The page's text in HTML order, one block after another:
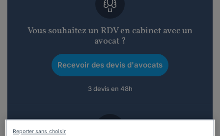
Vous souhaitez un RDV en cabinet avec un
avocat ?
Recevoir des devis d'avocats
3 devis en 48h
Reporter sans choisir